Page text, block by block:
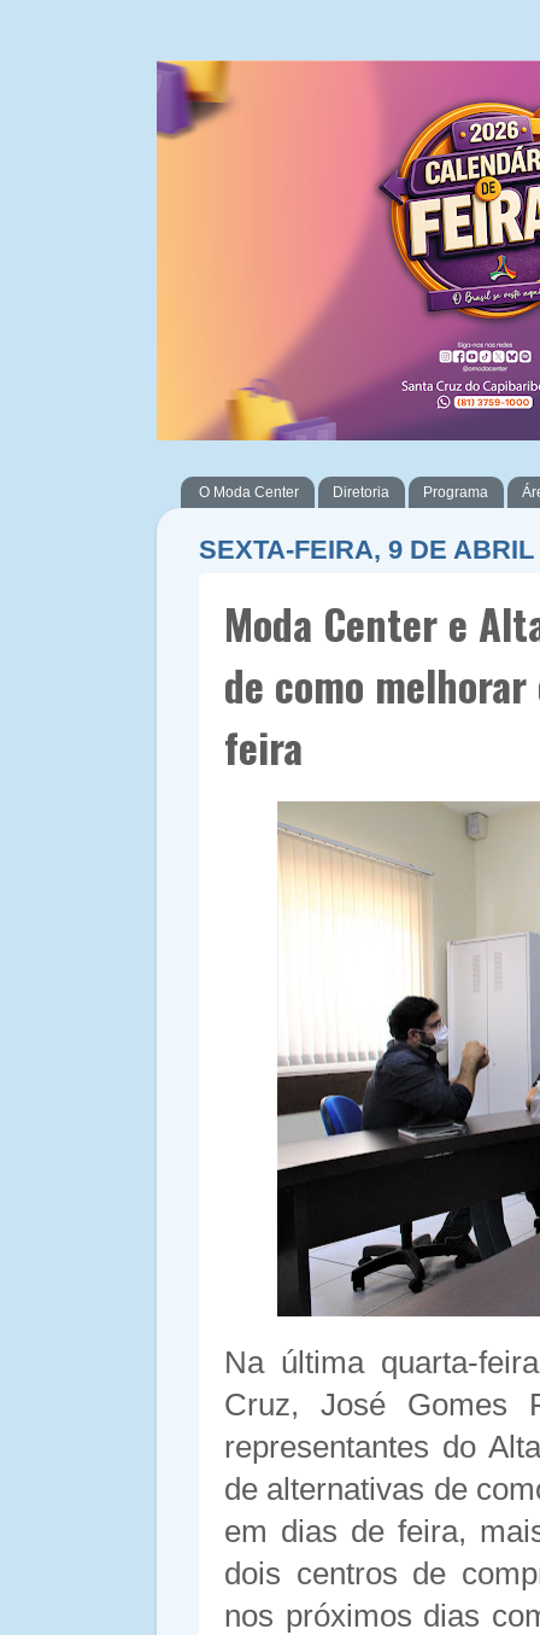
O Moda Center Diretoria Programa
SEXTA-FEIRA, 9 DE
Moda Center e
de como
feira
Na última quarta-
Cruz, José Gomes
representantes do
de alternativas de
em dias de feira,
dois centros de
nos próximos dias